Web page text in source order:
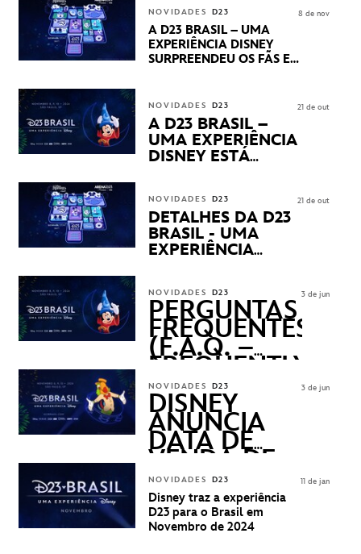
STUDIOS REVELARAM
PRÉVIAS E NOVIDADES
DOS SEUS PRÓXIMOS
LANÇAMENTOS
NOVIDADES D23
A D23 BRASIL – UMA
EXPERIÊNCIA DISNEY
SURPREENDEU OS FÃS EM
APRESENTAÇÕES E
PRODUTOS EXCLUSIVOS
NO TRANSAMÉRICA EXPO
CENTER EM SÃO PAULO
8 de nov
NOVIDADES D23
A D23 BRASIL –
UMA EXPERIÊNCIA
DISNEY ESTÁ
21 de out
NOVIDADES D23
DETALHES DA D23
BRASIL - UMA
EXPERIÊNCIA
21 de out
NOVIDADES D23
PERGUNTAS
FREQUENTES
(F.A.Q. –
FREQUENTLY
ASKED
QUESTIONS)
3 de jun
NOVIDADES D23
DISNEY
ANUNCIA
DATA DE
VENDA DE
INGRESSOS
PARA A D23
BRASIL -
UMA
3 de jun
NOVIDADES D23
Disney traz a experiência
D23 para o Brasil em
Novembro de 2024
11 de jan